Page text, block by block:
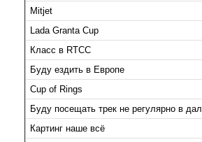
Mitjet
Lada Granta Cup
Класс в RTCC
Буду ездить в Европе
Cup of Rings
Буду посещать трек не регулярно в
Картинг наше всё